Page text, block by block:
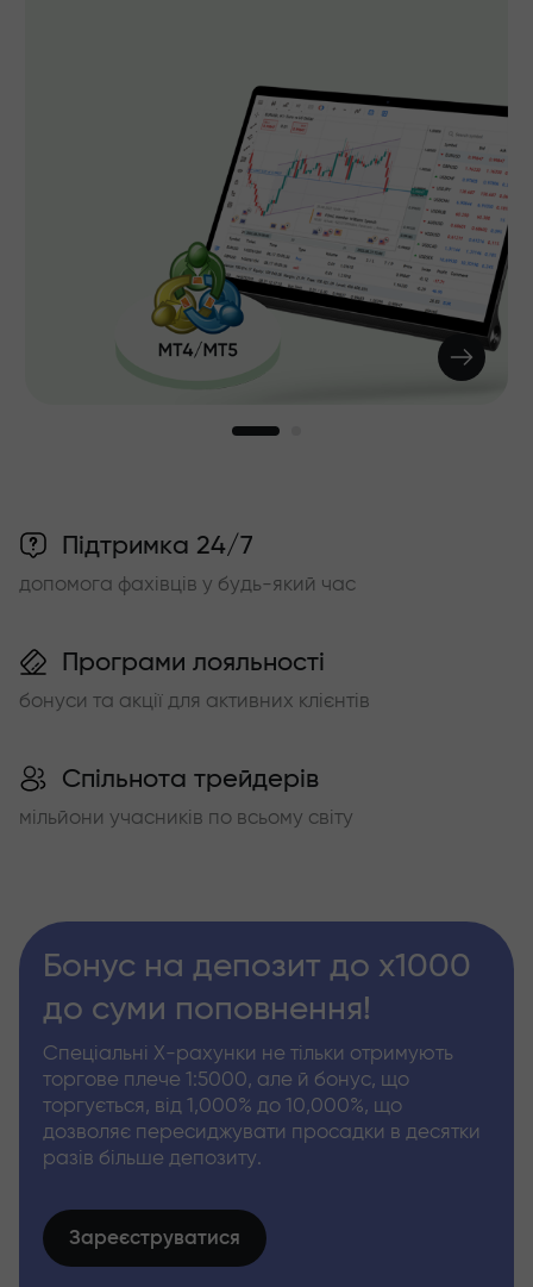
Підтримка 24/7
допомога фахівців у будь-який час
Програми лояльності
бонуси та акції для активних клієнтів
Спільнота трейдерів
мільйони учасників по всьому світу
Бонус на депозит до х1000
до суми поповнення!
Спеціальні Х-рахунки не тільки отримують
торгове плече 1:5000, але й бонус, що
торгується, від 1,000% до 10,000%, що
дозволяє пересиджувати просадки в десятки
разів більше депозиту.
Зареєструватися